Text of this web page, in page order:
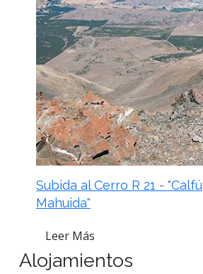
Subida al Cerro R 21 - "Calfú
Mahuida"
Leer Más
Alojamientos